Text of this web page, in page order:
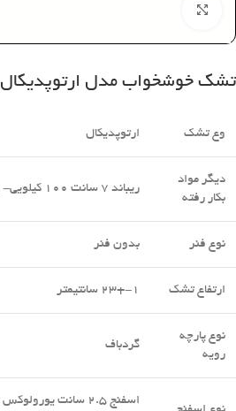
تشک خوشخواب مدل ارتوپدیکال
وع تشک ارتوپدیکال
دیگر مواد
بکار رفته
ریباند 7 سانت 100 کیلویی- ریباند 3.5 سانت 100 کیلویی
نوع فنر بدون فنر
ارتفاع تشک 1-+23 سانتیمتر
نوع پارچه
رویه
گردباف